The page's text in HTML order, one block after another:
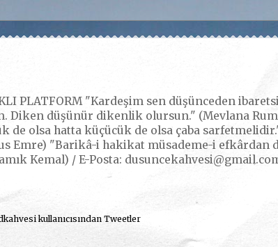
PLATFORM "Kardeşim sen düşünceden
Diken düşünür dikenlik olursun." (Mevlana
de olsa hatta küçücük de olsa çaba
Emre) "Barikâ-i hakikat müsademe-i efkârdan
Kemal) / E-Posta:
kullanıcısından Tweetler